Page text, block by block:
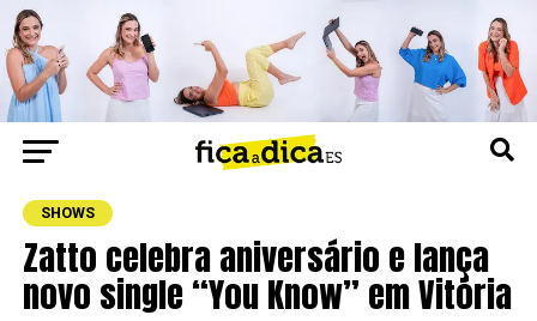
SHOWS
Zatto celebra aniversário e lança
novo single “You Know” em Vitória